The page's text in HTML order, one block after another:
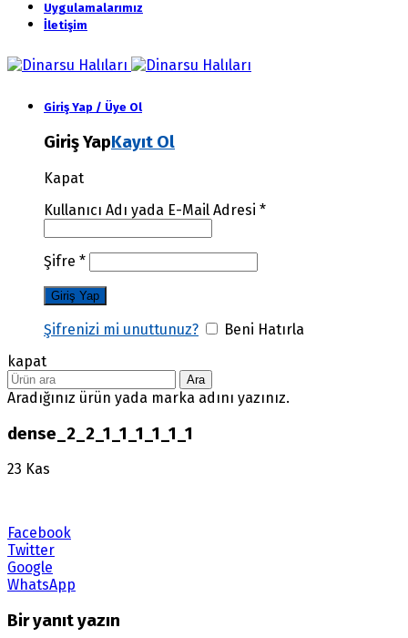
Uygulamalarımız
İletişim
Giriş Yap / Üye Ol
Giriş YapKayıt Ol
Kapat
Kullanıcı Adı yada E-Mail Adresi *
Şifre *
Şifrenizi mi unuttunuz?
Beni Hatırla
kapat
Ara
Aradığınız ürün yada marka adını yazınız.
dense_2_2_1_1_1_1_1_1
23 Kas
Facebook
Twitter
Google
WhatsApp
Bir yanıt yazın